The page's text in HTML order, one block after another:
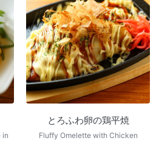
in
とろふわ卵の鶏平焼
Fluffy Omelette with Chicken